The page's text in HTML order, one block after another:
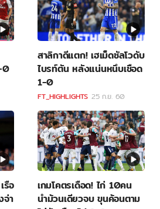
0
สาลิกาดีแตก! เฮเม็ดซัลโวดับ
ไบรท์ตัน หลังแน่นหนึบเชือด
1-0
FT_HIGHLIGHTS 25 ก.ย. 60
รือ
า
เกมโคตรเดือด! ไก่ 10คน
นำม้วนเดียวจบ ขุนค้อนตาม